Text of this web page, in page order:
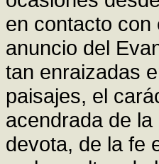
en contacto con
anuncio del
tan enraizadas
paisajes, el
acendrada de
devota, de la fe